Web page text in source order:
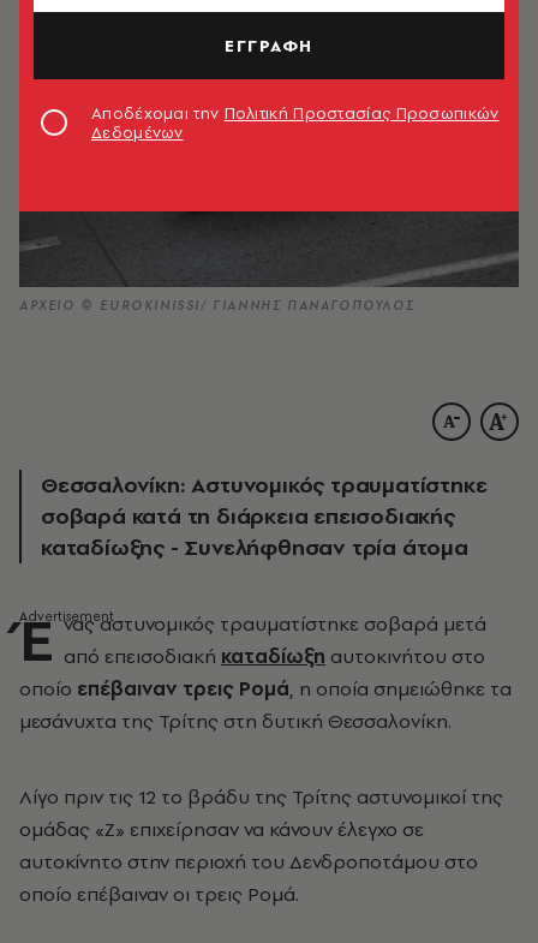
ΑΡΧΕΙΟ © EUROKINISSI/ ΓΙΑΝΝΗΣ ΠΑΝΑΓΟΠΟΥΛΟΣ
Θεσσαλονίκη: Αστυνομικός τραυματίστηκε
σοβαρά κατά τη διάρκεια επεισοδιακής
καταδίωξης - Συνελήφθησαν τρία άτομα
Έ νας αστυνομικός τραυματίστηκε σοβαρά μετά
από επεισοδιακή καταδίωξη αυτοκινήτου στο
οποίο επέβαιναν τρεις Ρομά, η οποία σημειώθηκε τα
μεσάνυχτα της Τρίτης στη δυτική Θεσσαλονίκη.
Λίγο πριν τις 12 το βράδυ της Τρίτης αστυνομικοί της
ομάδας «Ζ» επιχείρησαν να κάνουν έλεγχο σε
αυτοκίνητο στην περιοχή του Δενδροποτάμου στο
οποίο επέβαιναν οι τρεις Ρομά.
ΕΓΓΡΑΦΗ
Αποδέχομαι την Πολιτική Προστασίας Προσωπικών
Δεδομένων